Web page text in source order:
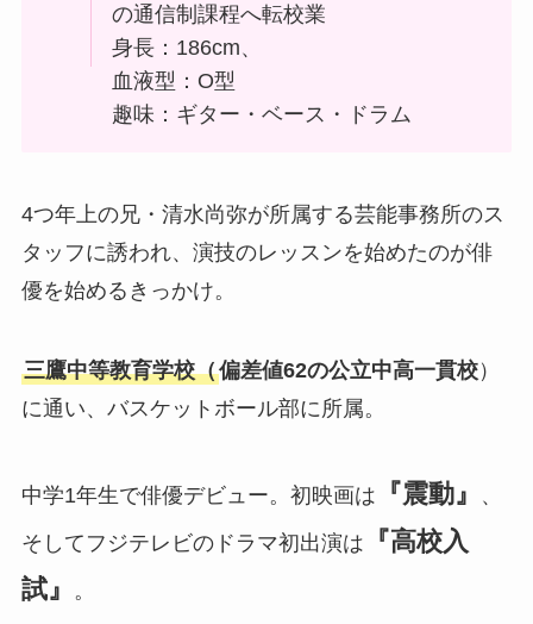
の通信制課程へ転校業
身長：186cm、
血液型：O型
趣味：ギター・ベース・ドラム
4つ年上の兄・清水尚弥が所属する芸能事務所のス
タッフに誘われ、演技のレッスンを始めたのが俳
優を始めるきっかけ。
三鷹中等教育学校（偏差値62の公立中高一貫校）
に通い、バスケットボール部に所属。
中学1年生で俳優デビュー。初映画は 『震動』
、
そしてフジテレビのドラマ初出演は
『高校入
試』
。